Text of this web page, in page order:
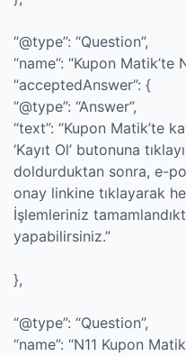
“@type”: “Question”,
“name”: “Kupon Matik’te
“acceptedAnswer”: {
“@type”: “Answer”,
“text”: “Kupon Matik’te
‘Kayıt Ol’ butonuna
doldurduktan sonra, e-
onay linkine tıklayarak
İşlemleriniz
yapabilirsiniz.”
},
“@type”: “Question”,
“name”: “N11 Kupon